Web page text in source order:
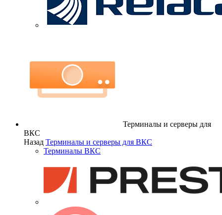
Терминалы и серверы для
ВКС
Назад Терминалы и серверы для ВКС
Терминалы ВКС